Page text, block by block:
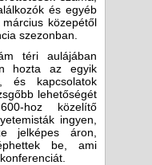
és egyéb
közepétől
szezonban.
téri aulájában
hozta az egyik
és kapcsolatok
lehetőségét
hoz közelítő
ingyen,
jelképes áron,
be, ami